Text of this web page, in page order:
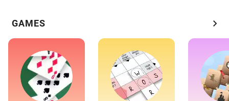
GAMES chevron_right